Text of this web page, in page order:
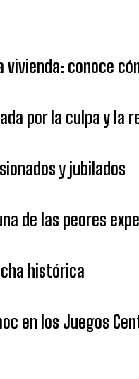
vivienda: conoce
por la culpa y la
y jubilados
de las peores
histórica
en los Juegos